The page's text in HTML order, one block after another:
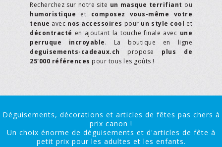
Recherchez sur notre site un masque terrifiant ou
humoristique et composez vous-même votre
tenue avec nos accessoires pour un style cool et
décontracté en ajoutant la touche finale avec une
perruque incroyable. La boutique en ligne
deguisements-cadeaux.ch propose plus de
25'000 références pour tous les goûts !
Déguisements, décorations et articles de fêtes pas chers à
prix canon !
Un choix énorme de déguisements et d'articles de fête à
petit prix pour les adultes et les enfants.